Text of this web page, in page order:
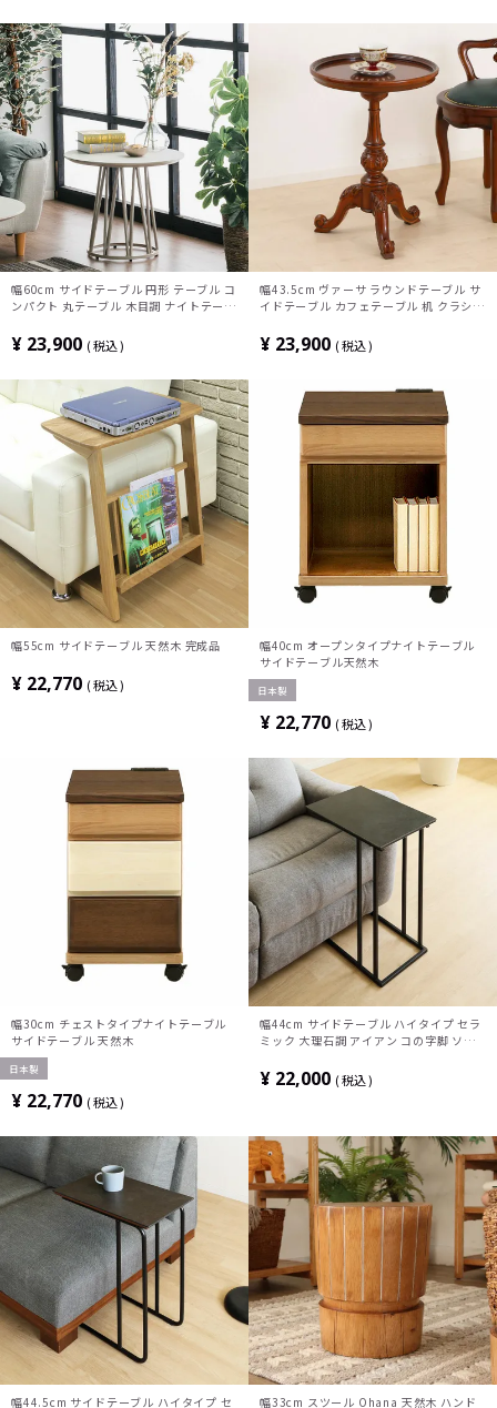
幅60cm サイドテーブル 円形 テーブル コ
ンパクト 丸テーブル 木目調 ナイトテーブ
チュラル ホワイト
¥ 23,900 税込
幅43.5cm ヴァーサ ラウンドテーブル サ
イドテーブル カフェテーブル 机 クラシカ
ニー 傷防止 完成品 インテリア 完成品
¥ 23,900 税込
幅55cm サイドテーブル 天然木 完成品
¥ 22,770 税込
幅40cm オープンタイプナイトテーブル
サイドテーブル天然木
日本製
¥ 22,770 税込
幅30cm チェストタイプナイトテーブル
サイドテーブル 天然木
日本製
¥ 22,770 税込
幅44cm サイドテーブル ハイタイプ セラ
ミック 大理石調 アイアン コの字脚 ソフ
プル モダン リビング 寝室 黒 ブラック
¥ 22,000 税込
幅44.5cm サイドテーブル ハイタイプ セ
幅33cm スツール Ohana 天然木 ハンド